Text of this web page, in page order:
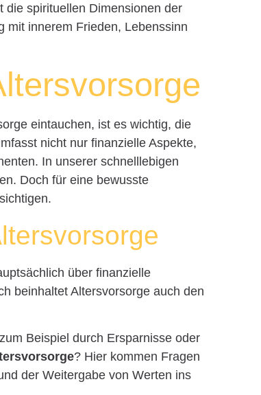
die spirituellen Dimensionen der
mit innerem Frieden, Lebenssinn
eintauchen, ist es wichtig, die
nicht nur finanzielle Aspekte,
In unserer schnelllebigen
Doch für eine bewusste
über finanzielle
beinhaltet Altersvorsorge auch den
Beispiel durch Ersparnisse oder
? Hier kommen Fragen
der Weitergabe von Werten ins